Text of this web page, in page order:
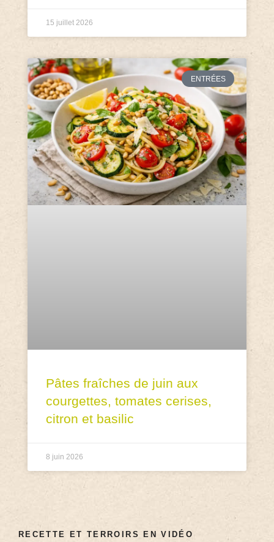
15 juillet 2026
ENTRÉES
Pâtes fraîches de juin aux
courgettes, tomates cerises,
citron et basilic
8 juin 2026
RECETTE ET TERROIRS EN VIDÉO